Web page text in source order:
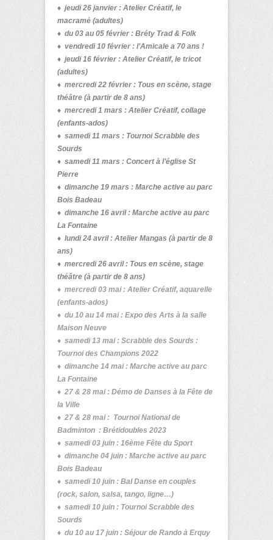
♦ jeudi 26 janvier : Atelier Créatif, le
macramé (adultes)
♦ du 03 au 05 février : Bréty Trad & Folk
♦ vendredi 10 février : l’Amicale a 70 ans !
♦ jeudi 16 février : Atelier Créatif, le tricot
(adultes)
♦ mercredi 22 février : Tous en scène, stage
théâtre (à partir de 8 ans)
♦ mercredi 1 mars : Atelier Créatif, collage
(enfants-ados)
♦ samedi 11 mars : Tournoi Scrabble des
Sourds
♦ samedi 11 mars : Concert à l’église St
Pierre
♦ dimanche 19 mars : Marche active au parc
Bois Badeau
♦ dimanche 16 avril : Marche active au parc
La Fontaine
♦ lundi 24 avril : Atelier Mangas (à partir de 8
ans)
♦ mercredi 26 avril : Tous en scène, stage
théâtre (à partir de 8 ans)
♦ mercredi 03 mai : Atelier Créatif, aquarelle
(enfants-ados)
♦ du 10 au 14 mai : Expo des Arts à la salle
Maison Neuve
♦ samedi 13 mai : Scrabble des Sourds :
Tournoi des Champions 2022
♦ dimanche 14 mai : Marche active au parc
La Fontaine
♦ 27 & 28 mai : Démo de Danses à la Fête de
la Ville
♦ 27 & 28 mai : Tournoi National de
Badminton : Brétidoubles 2023
♦ samedi 03 juin : 16ème Fête du Sport
♦ dimanche 04 juin : Marche active au parc
Bois Badeau
♦ samedi 10 juin : Bal Danse en couples
(rock, salon, salsa, tango, ligne…)
♦ samedi 10 juin : Tournoi Scrabble des
Sourds
♦ du 10 au 17 juin : Séjour de Rando à Erquy